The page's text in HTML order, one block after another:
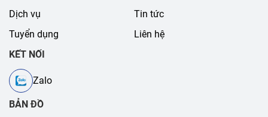
Dịch vụ
Tin tức
Tuyển dụng
Liên hệ
KẾT NỐI
Zalo
BẢN ĐỒ